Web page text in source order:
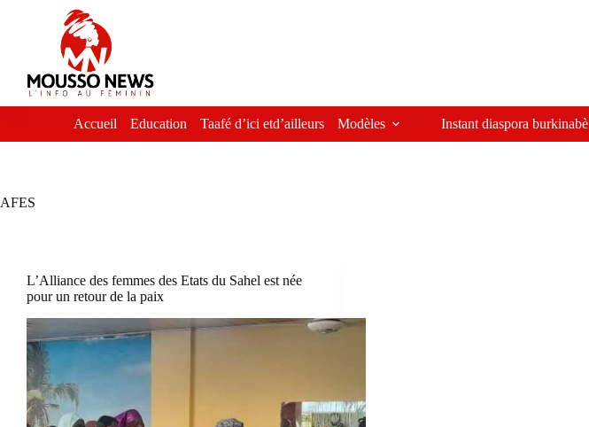
Accueil Education Taafé d’ici etd’ailleurs Modèles Instant diaspora burkinabè
AFES
L’Alliance des femmes des Etats du Sahel est née
pour un retour de la paix